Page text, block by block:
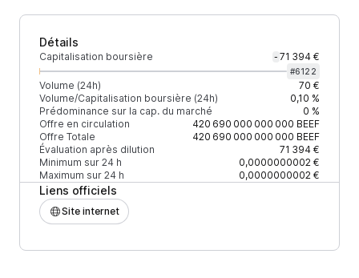
Détails
Capitalisation boursière - 71 394 €
#6122
Volume (24h)
70 €
Volume/Capitalisation boursière (24h)
0,10 %
Prédominance sur la cap. du marché
0 %
Offre en circulation
420 690 000 000 000 BEEF
Offre Totale
420 690 000 000 000 BEEF
Évaluation après dilution
71 394 €
Minimum sur 24 h
0,0000000002 €
Maximum sur 24 h
0,0000000002 €
Liens officiels
Site internet